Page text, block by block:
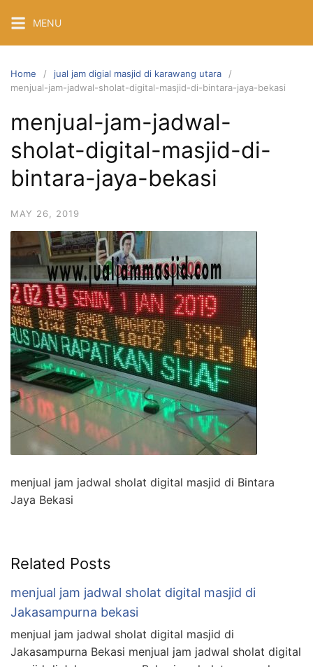
content
MENU
Home
jual jam digial masjid di karawang utara
menjual-jam-jadwal-sholat-digital-masjid-di-bintara-jaya-bekasi
menjual-jam-jadwal-
sholat-digital-masjid-di-
bintara-jaya-bekasi
MAY 26, 2019
menjual jam jadwal sholat digital masjid di Bintara
Jaya Bekasi
Related Posts
menjual jam jadwal sholat digital masjid di
Jakasampurna bekasi
menjual jam jadwal sholat digital masjid di
Jakasampurna Bekasi menjual jam jadwal sholat digital